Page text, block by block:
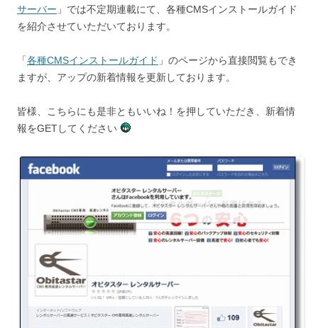
サーバー 」では不定期連載にて、各種CMSインストールガイド
を紹介させていただいております。
「各種CMSインストールガイド 」のページから直接閲覧もでき
ますが、アップの新着情報を更新しております。
皆様、こちらにも是非ともいいね！を押していただき、新着情
報をGETしてください